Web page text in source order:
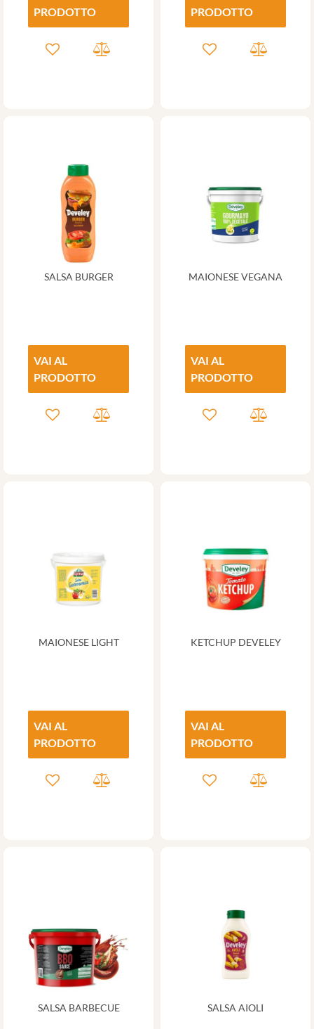
PRODOTTO
PRODOTTO
SALSA BURGER
VAI AL
PRODOTTO
MAIONESE VEGANA
VAI AL
PRODOTTO
MAIONESE LIGHT
VAI AL
PRODOTTO
KETCHUP DEVELEY
VAI AL
PRODOTTO
SALSA BARBECUE SALSA AIOLI